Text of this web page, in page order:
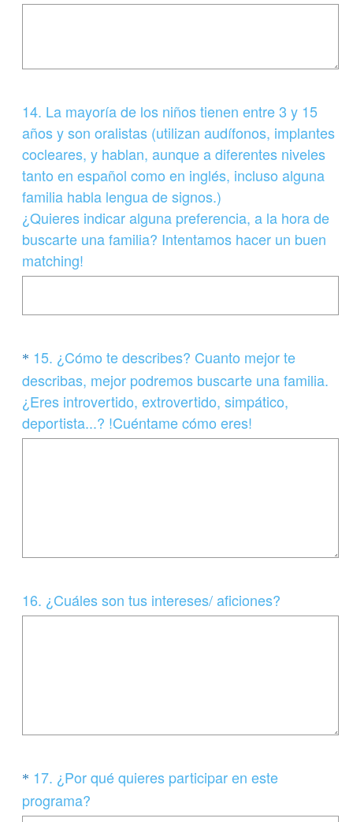
Question
Title
14. La mayoría de los niños tienen entre 3 y 15
años y son oralistas (utilizan audífonos, implantes
cocleares, y hablan, aunque a diferentes niveles
tanto en español como en inglés, incluso alguna
familia habla lengua de signos.)
¿Quieres indicar alguna preferencia, a la hora de
buscarte una familia? Intentamos hacer un buen
matching!
Question
Title
* 15. ¿Cómo te describes? Cuanto mejor te
describas, mejor podremos buscarte una familia.
¿Eres introvertido, extrovertido, simpático,
deportista...? !Cuéntame cómo eres!
O
r
Question
Title
16. ¿Cuáles son tus intereses/ aficiones?
Question
Title
* 17. ¿Por qué quieres participar en este
programa?